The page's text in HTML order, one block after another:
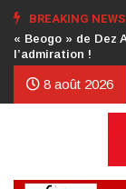
BREAKING
Crise au CDP :
d’honneur
8 août 2026